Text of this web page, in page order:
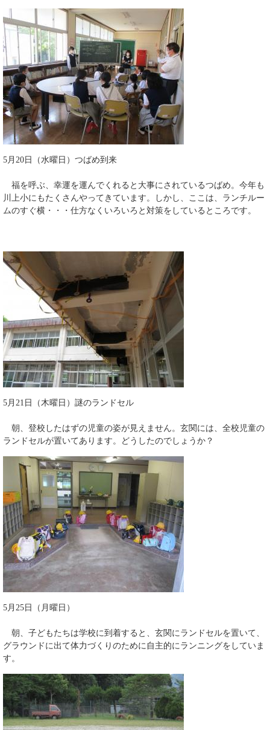
5月20日（水曜日）つばめ到来
福を呼ぶ、幸運を運んでくれると大事にされているつばめ。今年も
川上小にもたくさんやってきています。しかし、ここは、ランチルー
ムのすぐ横・・・仕方なくいろいろと対策をしているところです。
5月21日（木曜日）謎のランドセル
朝、登校したはずの児童の姿が見えません。玄関には、全校児童の
ランドセルが置いてあります。どうしたのでしょうか？
5月25日（月曜日）
朝、子どもたちは学校に到着すると、玄関にランドセルを置いて、
グラウンドに出て体力づくりのために自主的にランニングをしていま
す。